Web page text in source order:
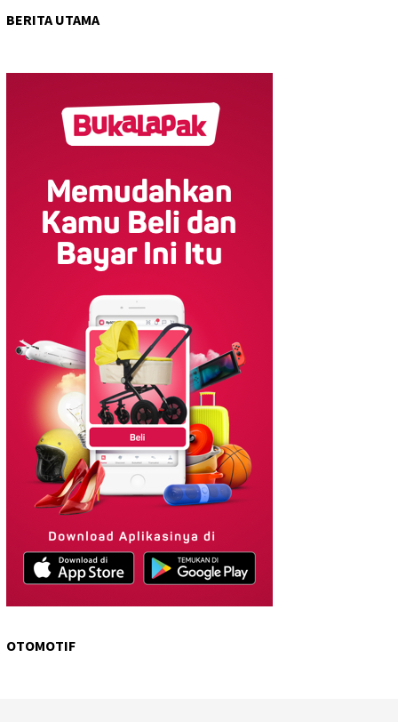
BERITA UTAMA
OTOMOTIF